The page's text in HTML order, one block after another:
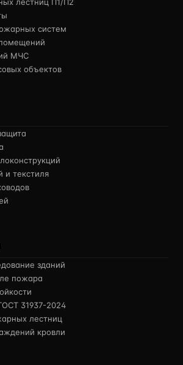
систем
МЧС
объектов
и текстиля
зданий
пожара
31937-2024
лестниц
кровли